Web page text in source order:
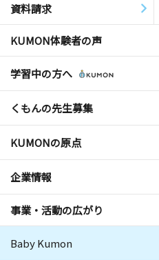
資料請求
KUMON体験者の声
学習中の方へ
くもんの先生募集
KUMONの原点
企業情報
事業・活動の広がり
Baby Kumon